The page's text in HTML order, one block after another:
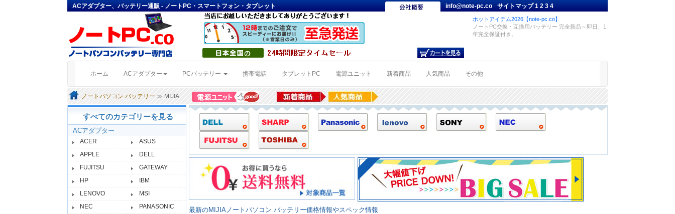
ACアダプター、バッテリー通販 - ノートPC・スマートフォン・タブレット info@note-pc.co サイトマップ1234
ホットアイテム2026【note-pc.co】
ノートPC交換・互換用バッテリー 完全新品～即日、1
年完全保証付き。
ホーム (current)ACアダプター PCバッテリー 携帯電話 タブレットPC 電源ユニット 新着商品 人気商品 その他
ノートパソコン バッテリー ≫ MIJIA
すべてのカテゴリーを見る
ACアダプター
ACER
ASUS
APPLE
DELL
FUJITSU
GATEWAY
HP
IBM
LENOVO
MSI
NEC
PANASONIC
最新のMIJIAノートパソコン バッテリー価格情報やスペック情報